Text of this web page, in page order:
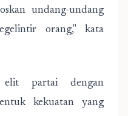
undang-undang
orang," kata
elit partai dengan
kekuatan yang